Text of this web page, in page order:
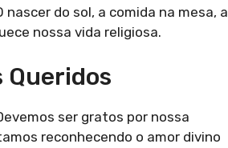
do sol, a comida na mesa, a
nossa vida religiosa.
Queridos
ser gratos por nossa
reconhecendo o amor divino